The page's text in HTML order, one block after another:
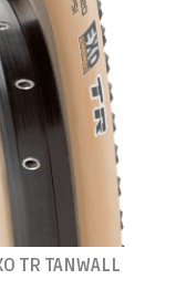
TR TANWALL